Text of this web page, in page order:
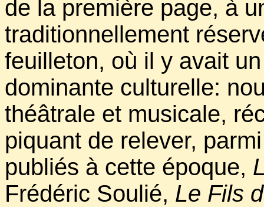
de la première page, à
traditionnellement
feuilleton, où il y avait
dominante culturelle:
théâtrale et musicale,
piquant de relever,
publiés à cette époque,
Frédéric Soulié, Le Fils